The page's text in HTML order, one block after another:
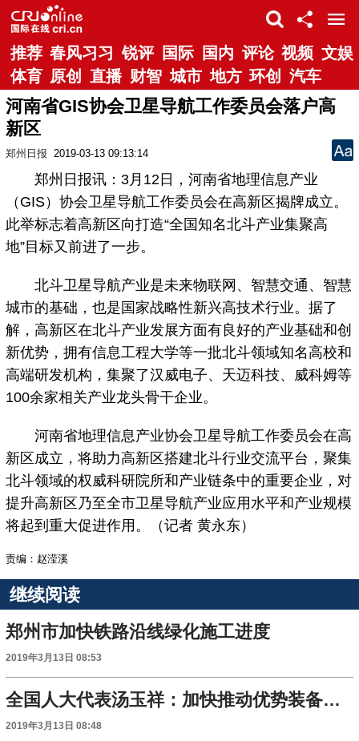
推荐 春风习习 锐评 国际 国内 评论 视频 文娱
体育 原创 直播 财智 城市 地方 环创 汽车
河南省GIS协会卫星导航工作委员会落户高
新区
郑州日报 2019-03-13 09:13:14
郑州日报讯：3月12日，河南省地理信息产业
（GIS）协会卫星导航工作委员会在高新区揭牌成立。
此举标志着高新区向打造“全国知名北斗产业集聚高
地”目标又前进了一步。
北斗卫星导航产业是未来物联网、智慧交通、智慧
城市的基础，也是国家战略性新兴高技术行业。据了
解，高新区在北斗产业发展方面有良好的产业基础和创
新优势，拥有信息工程大学等一批北斗领域知名高校和
高端研发机构，集聚了汉威电子、天迈科技、威科姆等
100余家相关产业龙头骨干企业。
河南省地理信息产业协会卫星导航工作委员会在高
新区成立，将助力高新区搭建北斗行业交流平台，聚集
北斗领域的权威科研院所和产业链条中的重要企业，对
提升高新区乃至全市卫星导航产业应用水平和产业规模
将起到重大促进作用。（记者 黄永东）
责编：赵滢溪
继续阅读
郑州市加快铁路沿线绿化施工进度
2019年3月13日 08:53
全国人大代表汤玉祥：加快推动优势装备制造业走出去
2019年3月13日 08:48